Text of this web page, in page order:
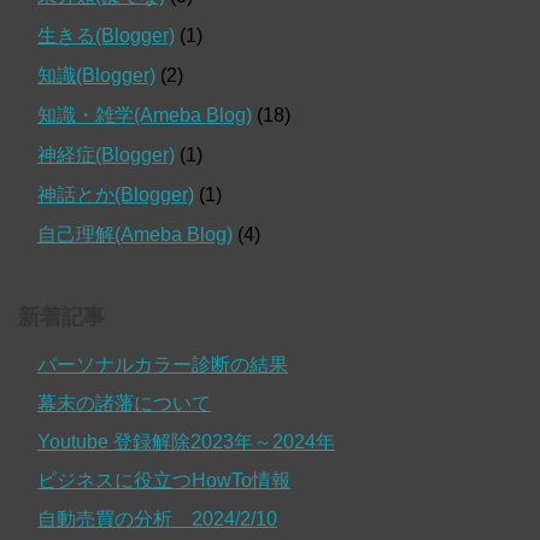
生きる(Blogger) (1)
知識(Blogger) (2)
知識・雑学(Ameba Blog) (18)
神経症(Blogger) (1)
神話とか(Blogger) (1)
自己理解(Ameba Blog) (4)
パーソナルカラー診断の結果
幕末の諸藩について
Youtube 登録解除2023年～2024年
ビジネスに役立つHowTo情報
自動売買の分析 2024/2/10